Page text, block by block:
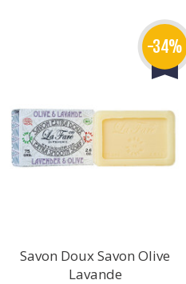
-34%
Savon Doux Savon Olive
Lavande